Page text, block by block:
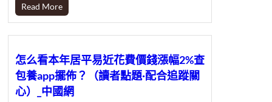
Read More
怎么看本年居平易近花費價錢漲幅2%查
包養app擺佈？（讀者點題·配合追蹤關
心）_中國網